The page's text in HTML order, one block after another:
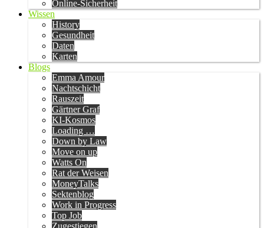
Online-Sicherheit
Wissen
History
Gesundheit
Daten
Karten
Blogs
Emma Amour
Nachtschicht
Rauszeit
Gärtner Graf
KI-Kosmos
Loading …
Down by Law
Move on up
Watts On
Rat der Weisen
MoneyTalks
Sektenblog
Work in Progress
Top Job
Zugestiegen